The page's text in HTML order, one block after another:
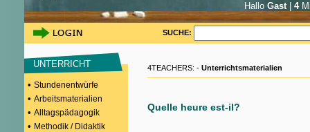
Hallo Gast| 4
SUCHE:
UNTERRICHT
• Stundenentwürfe
• Arbeitsmaterialien
• Alltagspädagogik
• Methodik / Didaktik
4TEACHERS: - Unterrichtsmaterialien
Quelle heure est-il?